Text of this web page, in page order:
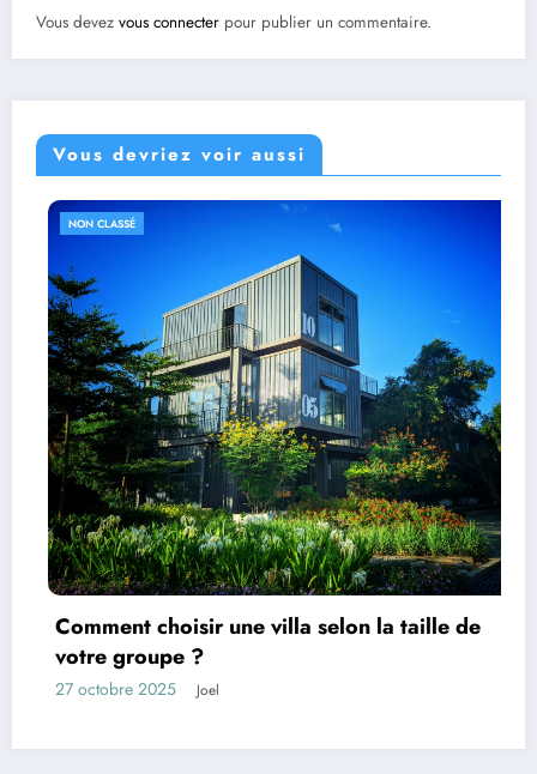
Vous devez vous connecter pour publier un commentaire.
Vous devriez voir aussi
NON CLASSÉ
Découvrez les secrets pour choisir un
équipement hi-fi de qualité optimale
6 octobre 2025 Pascal Cabus
Voir ces articles avant de partir